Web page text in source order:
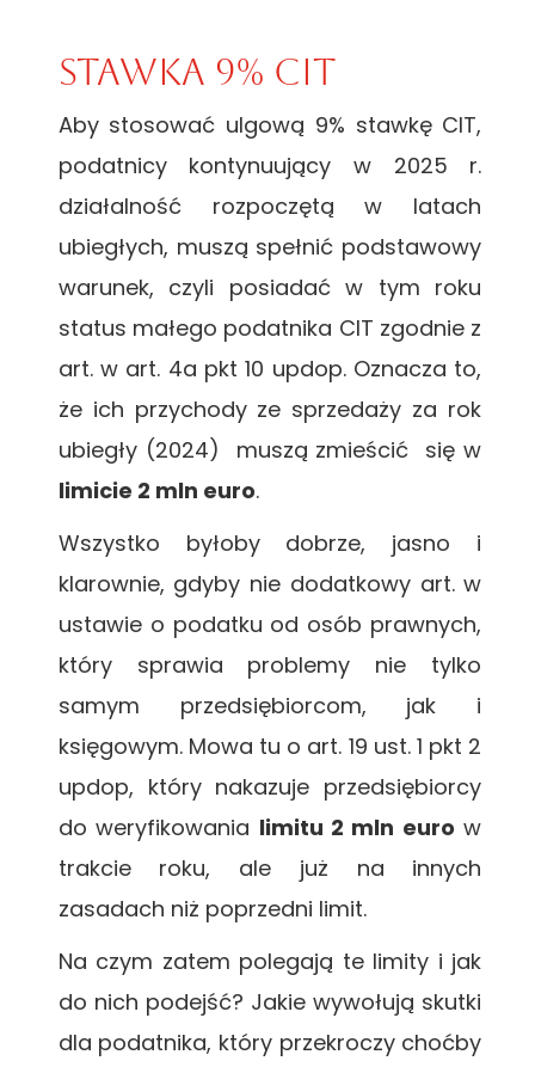
stawka 9% cit
Aby stosować ulgową 9% stawkę CIT,
podatnicy kontynuujący w 2025 r.
działalność rozpoczętą w latach
ubiegłych, muszą spełnić podstawowy
warunek, czyli posiadać w tym roku
status małego podatnika CIT zgodnie z
art. w art. 4a pkt 10 updop. Oznacza to,
że ich przychody ze sprzedaży za rok
ubiegły (2024) muszą zmieścić się w
limicie 2 mln euro.
Wszystko byłoby dobrze, jasno i
klarownie, gdyby nie dodatkowy art. w
ustawie o podatku od osób prawnych,
który sprawia problemy nie tylko
samym przedsiębiorcom, jak i
księgowym. Mowa tu o art. 19 ust. 1 pkt 2
updop, który nakazuje przedsiębiorcy
do weryfikowania limitu 2 mln euro w
trakcie roku, ale już na innych
zasadach niż poprzedni limit.
Na czym zatem polegają te limity i jak
do nich podejść? Jakie wywołują skutki
dla podatnika, który przekroczy choćby